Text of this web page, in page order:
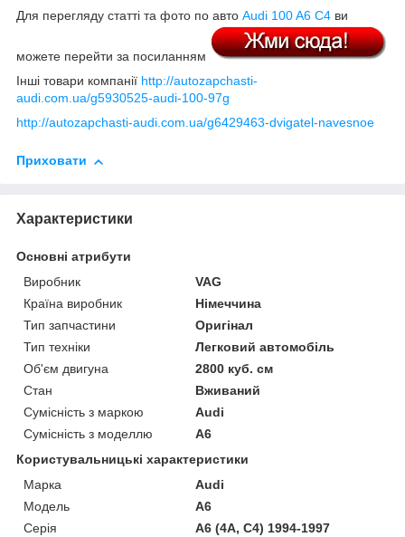
Для перегляду статті та фото по авто Audi 100 A6 C4 ви
можете перейти за посиланням
Інші товари компанії http://autozapchasti-
audi.com.ua/g5930525-audi-100-97g
http://autozapchasti-audi.com.ua/g6429463-dvigatel-navesnoe
Приховати
Характеристики
Основні атрибути
Виробник
VAG
Країна виробник
Німеччина
Тип запчастини
Оригінал
Тип техніки
Легковий автомобіль
Об'єм двигуна
2800 куб. см
Стан
Вживаний
Сумісність з маркою
Audi
Сумісність з моделлю
A6
Користувальницькі характеристики
Марка
Audi
Модель
A6
Серія
A6 (4A, C4) 1994-1997